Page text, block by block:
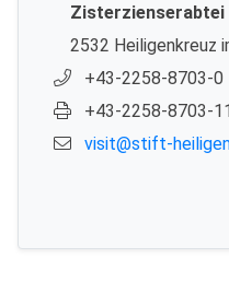
2532 Heiligenkreuz
+43-2258-8703-0
+43-2258-8703-
visit@stift-